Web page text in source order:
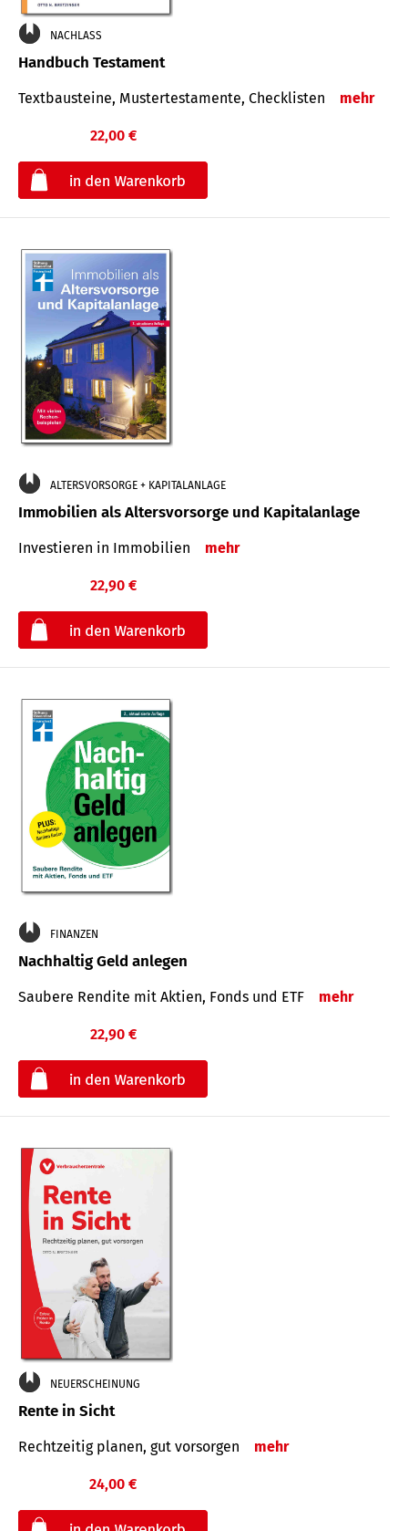
NACHLASS
Handbuch Testament
Textbausteine, Mustertestamente, Checklisten mehr
22,00 €
ALTERSVORSORGE + KAPITALANLAGE
Immobilien als Altersvorsorge und Kapitalanlage
Investieren in Immobilien mehr
22,90 €
FINANZEN
Nachhaltig Geld anlegen
Saubere Rendite mit Aktien, Fonds und ETF mehr
22,90 €
NEUERSCHEINUNG
Rente in Sicht
Rechtzeitig planen, gut vorsorgen mehr
24,00 €